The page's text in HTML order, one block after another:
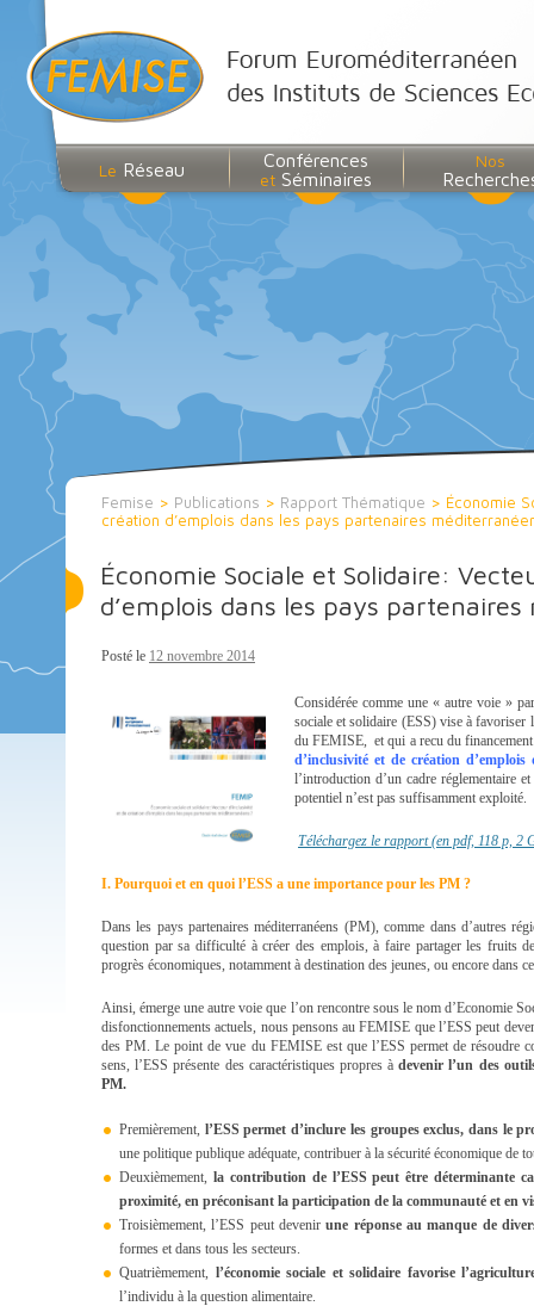
Le Réseau Conférences
et Séminaires
Nos
Femise > Publications > Rapport Thématique > Économie
création d’emplois dans les pays partenaires
Économie Sociale et Solidaire:
d’emplois dans les pays
Posté le 12 novembre 2014
Considérée comme une « autre voie »
sociale et solidaire (ESS) vise à favoriser
du FEMISE, et qui a recu du
d’inclusivité et de création
l’introduction d’un cadre réglementaire
potentiel n’est pas suffisamment exploité.
Téléchargez le rapport (en pdf, 118 p, 2
I. Pourquoi et en quoi l’ESS a une importance pour les PM ?
Dans les pays partenaires méditerranéens (PM), comme dans d’autres
question par sa difficulté à créer des emplois, à faire partager les fruits
progrès économiques, notamment à destination des jeunes, ou encore dans
Ainsi, émerge une autre voie que l’on rencontre sous le nom d’Economie
disfonctionnements actuels, nous pensons au FEMISE que l’ESS peut
des PM. Le point de vue du FEMISE est que l’ESS permet de résoudre
sens, l’ESS présente des caractéristiques propres àdevenir l’un des
PM.
Premièrement, l’ESS permet d’inclure les groupes exclus, dans le
une politique publique adéquate, contribuer à la sécurité économique de
Deuxièmement, la contribution de l’ESS peut être déterminante
proximité, en préconisant la participation de la communauté et en
Troisièmement, l’ESS peut devenirune réponse au manque de
formes et dans tous les secteurs.
Quatrièmement, l’économie sociale et solidaire favorise
l’individu à la question alimentaire.